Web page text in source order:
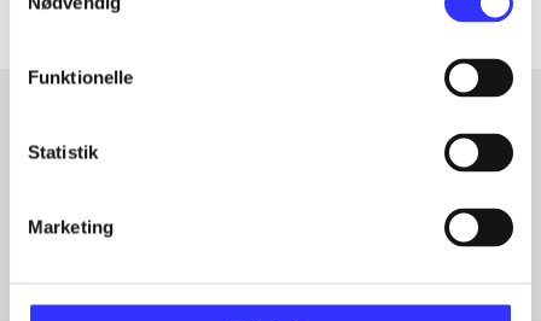
Funktionelle
Statistik
Marketing
Artikler med samme emner